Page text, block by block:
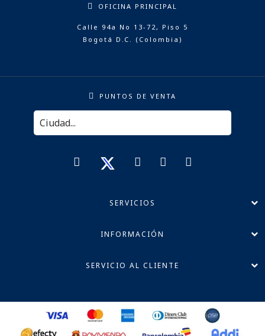
OFICINA PRINCIPAL
Calle 94a No 13-72, Piso 5
Bogotá D.C. (Colombia)
PUNTOS DE VENTA
SERVICIOS
INFORMACIÓN
SERVICIO AL CLIENTE